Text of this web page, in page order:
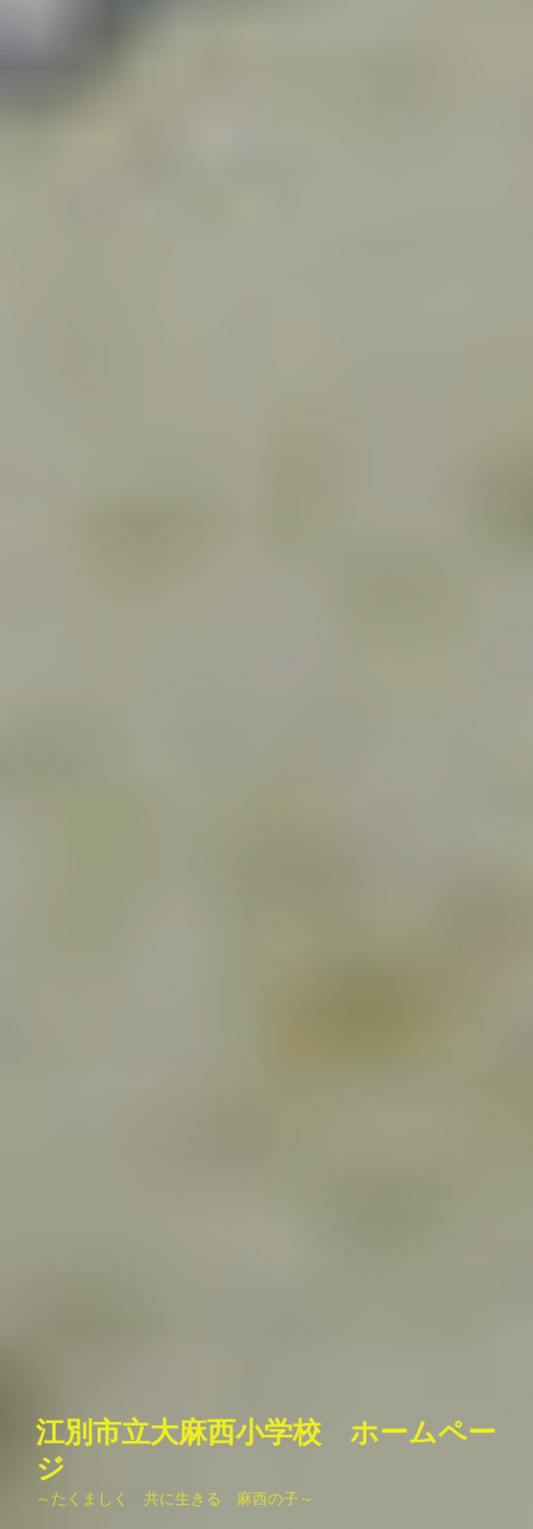
江別市立大麻西小学校 ホームペー
ジ
～たくましく 共に生きる 麻西の子～